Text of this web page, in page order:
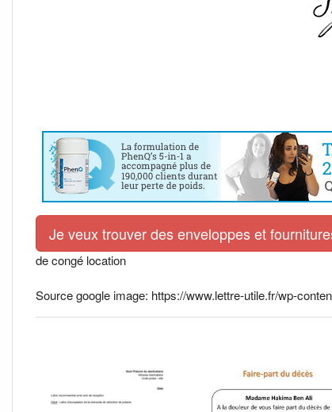
Je veux trouver des enveloppes et
de congé location
Source google image: https://www.lettre-utile.fr/wp-